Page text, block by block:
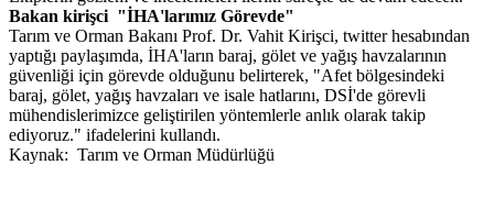
Bakan kirişci "İHA'larımız Görevde"
Tarım ve Orman Bakanı Prof. Dr. Vahit Kirişci, twitter hesabından
yaptığı paylaşımda, İHA'ların baraj, gölet ve yağış havzalarının
güvenliği için görevde olduğunu belirterek, "Afet bölgesindeki
baraj, gölet, yağış havzaları ve isale hatlarını, DSİ'de görevli
mühendislerimizce geliştirilen yöntemlerle anlık olarak takip
ediyoruz." ifadelerini kullandı.
Kaynak: Tarım ve Orman Müdürlüğü